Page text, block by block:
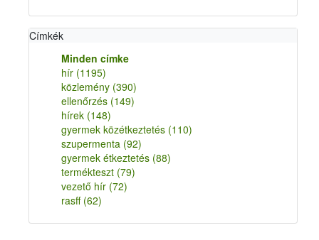
Címkék
Minden címke
hír (1195)
közlemény (390)
ellenőrzés (149)
hírek (148)
gyermek közétkeztetés (110)
szupermenta (92)
gyermek étkeztetés (88)
termékteszt (79)
vezető hír (72)
rasff (62)